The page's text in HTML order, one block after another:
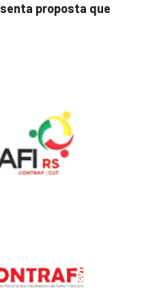
proposta que